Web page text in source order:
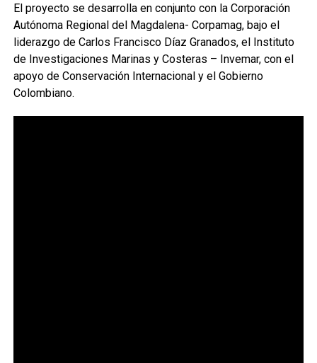
El proyecto se desarrolla en conjunto con la Corporación
Autónoma Regional del Magdalena- Corpamag, bajo el
liderazgo de Carlos Francisco Díaz Granados, el Instituto
de Investigaciones Marinas y Costeras – Invemar, con el
apoyo de Conservación Internacional y el Gobierno
Colombiano.